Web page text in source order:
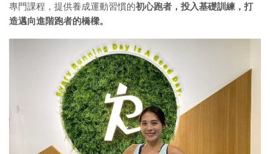
專門課程，提供養成運動習慣的初心跑者，投入基礎訓練，打
造邁向進階跑者的橋樑。